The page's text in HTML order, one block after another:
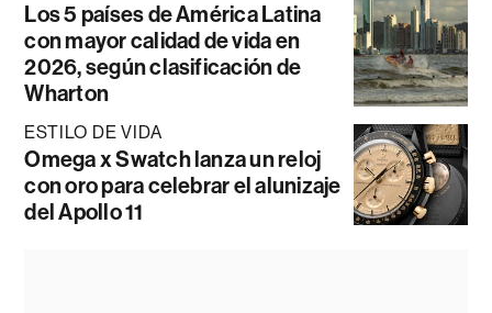
Los 5 países de América Latina
con mayor calidad de vida en
2026, según clasificación de
Wharton
ESTILO DE VIDA
Omega x Swatch lanza un reloj
con oro para celebrar el alunizaje
del Apollo 11